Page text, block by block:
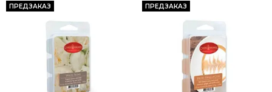
ПРЕДЗАКАЗ ПРЕДЗАКАЗ